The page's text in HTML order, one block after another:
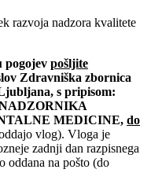
razvoja nadzora kvalitete
pogojev pošljite
Zdravniška zbornica
s pripisom:
MEDICINE, do
vlog). Vloga je
zadnji dan razpisnega
oddana na pošto (do